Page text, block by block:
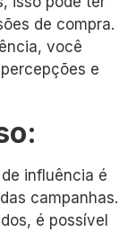
de compra.
você
e
influência é
campanhas.
é possível